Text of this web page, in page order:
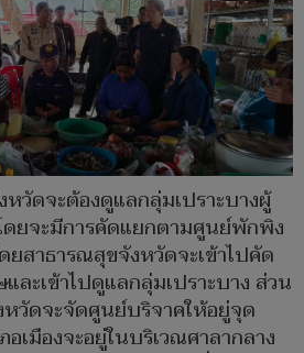
วัดจะต้องดูแลกลุ่มเปราะบางผู้
ดยจะมีการคัดแยกตามศูนย์พักพิง
ยสาธารณสุขจังหวัดจะเข้าไปคัด
ะเข้าไปดูแลกลุ่มเปราะบาง ส่วน
หวัดจะจัดศูนย์บริจาคให้อยู่จุด
เมืองจะอยู่ในบริเวณศาลากลาง